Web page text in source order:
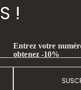
!
Entrez votre
obtenez -10%